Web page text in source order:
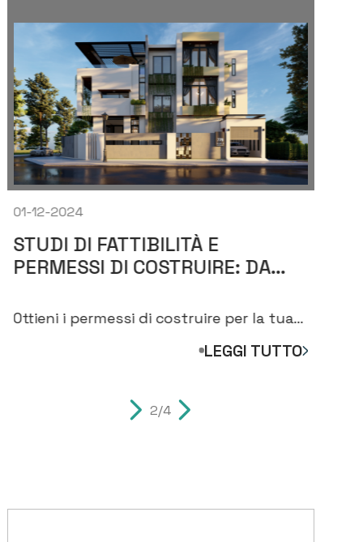
01-12-2024
STUDI DI FATTIBILITÀ E
PERMESSI DI COSTRUIRE: DA
CASA
Ottieni i permessi di costruire per la tua
LEGGI TUTTO
2/4